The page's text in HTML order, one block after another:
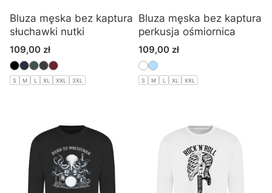
Bluza męska bez kaptura
słuchawki nutki
Cena
109,00 zł
S M L XL XXL 3XL
Bluza męska bez kaptura
perkusja ośmiornica
Cena
109,00 zł
S M L XL XXL